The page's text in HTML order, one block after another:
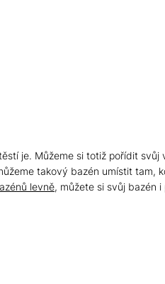
je. Můžeme si totiž pořídit
takový bazén umístit tam,
levně, můžete si svůj bazén